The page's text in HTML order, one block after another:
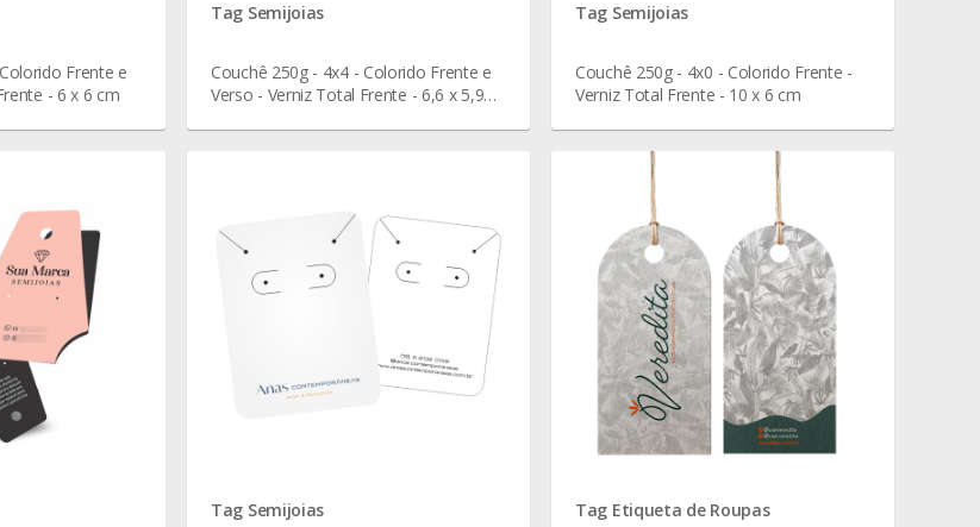
Frente e
- 6 x 6 cm
Tag Semijoias
Couchê 250g - 4x4 - Colorido Frente e
Verso - Verniz Total Frente - 6,6 x 5,9
Tag Semijoias
Couchê 250g - 4x0 - Colorido Frente -
Verniz Total Frente - 10 x 6 cm
Tag Semijoias Tag Etiqueta de Roupas